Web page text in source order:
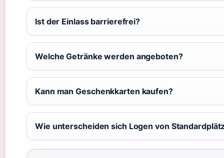
Ist der Einlass barrierefrei?
Welche Getränke werden angeboten?
Kann man Geschenkkarten kaufen?
Wie unterscheiden sich Logen von